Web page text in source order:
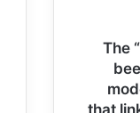
The
that